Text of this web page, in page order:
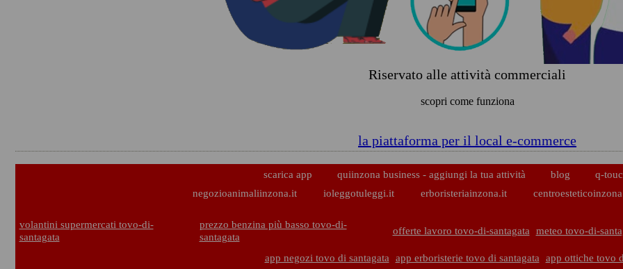
Riservato alle attività commerciali
scopri come funziona
la piattaforma per il local e-commerce
scarica app quiinzona business - aggiungi la tua attività blog
q-
negozioanimaliinzona.it
ioleggotuleggi.it erboristeriainzona.it
volantini supermercati tovo-di-
santagata
prezzo benzina più basso tovo-di-
santagata
offerte lavoro tovo-di-santagata meteo tovo-di-
app negozi tovo di santagata app erboristerie tovo di santagata app ottiche tovo